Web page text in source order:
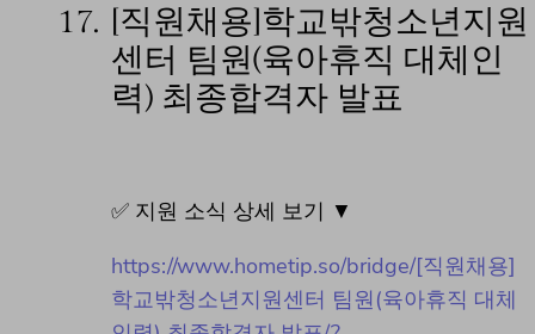
17. [직원채용]학교밖청소년지원
센터 팀원(육아휴직 대체인
력) 최종합격자 발표
✅ 지원 소식 상세 보기 ▼
https://www.hometip.so/bridge/[직원채용]
학교밖청소년지원센터 팀원(육아휴직 대체